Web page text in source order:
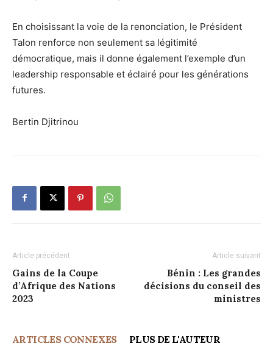
En choisissant la voie de la renonciation, le Président
Talon renforce non seulement sa légitimité
démocratique, mais il donne également l’exemple d’un
leadership responsable et éclairé pour les générations
futures.
Bertin Djitrinou
Article précédent
Gains de la Coupe
d’Afrique des Nations
2023
Article suivant
Bénin : Les grandes
décisions du conseil des
ministres
ARTICLES CONNEXES PLUS DE L'AUTEUR